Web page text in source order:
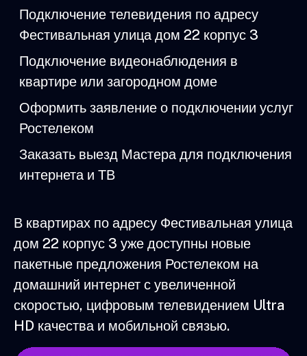
Подключение телевидения по адресу
Фестивальная улица дом 22 корпус 3
Подключение видеонаблюдения в
квартире или загородном доме
Оформить заявление о подключении услуг
Ростелеком
Заказать выезд Мастера для подключения
интернета и ТВ
В квартирах по адресу Фестивальная улица
дом 22 корпус 3 уже доступны новые
пакетные предложения Ростелеком на
домашний интернет с увеличенной
скоростью, цифровым телевидением Ultra
HD качества и мобильной связью.